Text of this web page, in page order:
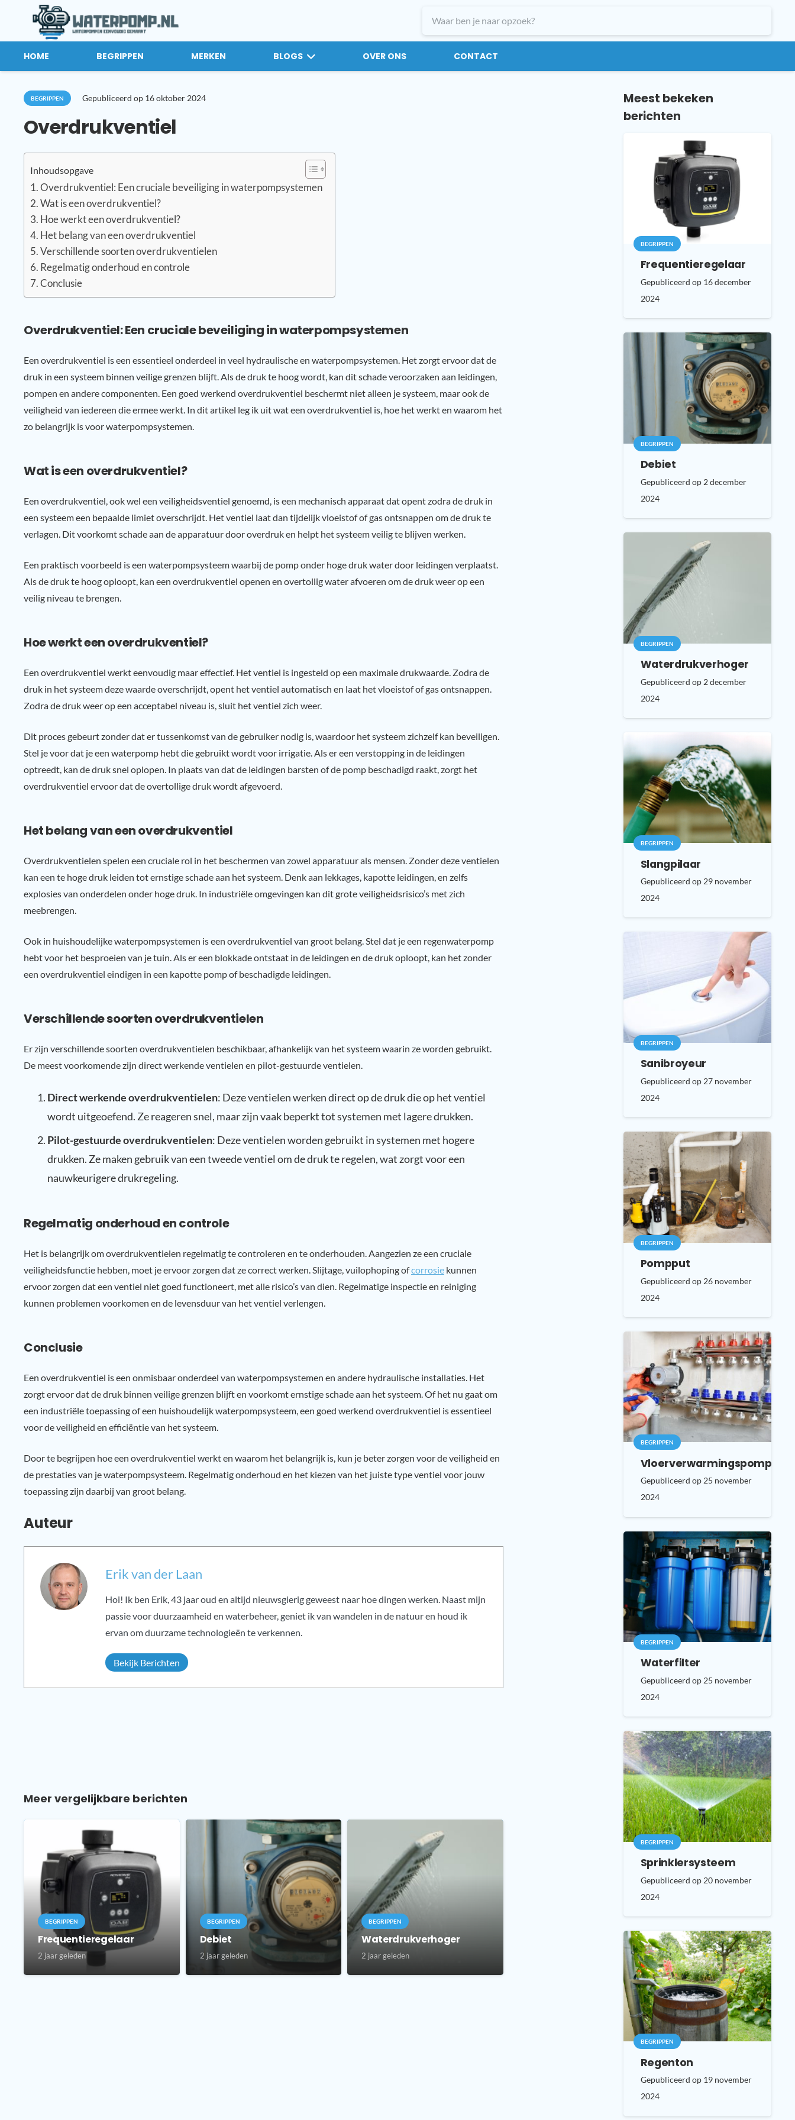
HOME BEGRIPPEN MERKEN BLOGS OVER ONS CONTACT
BEGRIPPEN Gepubliceerd op 16 oktober 2024
Overdrukventiel
Inhoudsopgave
Overdrukventiel: Een cruciale beveiliging in waterpompsystemen
Wat is een overdrukventiel?
Hoe werkt een overdrukventiel?
Het belang van een overdrukventiel
Verschillende soorten overdrukventielen
Regelmatig onderhoud en controle
Conclusie
Overdrukventiel: Een cruciale beveiliging in waterpompsystemen
Een overdrukventiel is een essentieel onderdeel in veel hydraulische en waterpompsystemen. Het zorgt ervoor dat de
druk in een systeem binnen veilige grenzen blijft. Als de druk te hoog wordt, kan dit schade veroorzaken aan leidingen,
pompen en andere componenten. Een goed werkend overdrukventiel beschermt niet alleen je systeem, maar ook de
veiligheid van iedereen die ermee werkt. In dit artikel leg ik uit wat een overdrukventiel is, hoe het werkt en waarom het
zo belangrijk is voor waterpompsystemen.
Wat is een overdrukventiel?
Een overdrukventiel, ook wel een veiligheidsventiel genoemd, is een mechanisch apparaat dat opent zodra de druk in
een systeem een bepaalde limiet overschrijdt. Het ventiel laat dan tijdelijk vloeistof of gas ontsnappen om de druk te
verlagen. Dit voorkomt schade aan de apparatuur door overdruk en helpt het systeem veilig te blijven werken.
Een praktisch voorbeeld is een waterpompsysteem waarbij de pomp onder hoge druk water door leidingen verplaatst.
Als de druk te hoog oploopt, kan een overdrukventiel openen en overtollig water afvoeren om de druk weer op een
veilig niveau te brengen.
Hoe werkt een overdrukventiel?
Een overdrukventiel werkt eenvoudig maar effectief. Het ventiel is ingesteld op een maximale drukwaarde. Zodra de
druk in het systeem deze waarde overschrijdt, opent het ventiel automatisch en laat het vloeistof of gas ontsnappen.
Zodra de druk weer op een acceptabel niveau is, sluit het ventiel zich weer.
Dit proces gebeurt zonder dat er tussenkomst van de gebruiker nodig is, waardoor het systeem zichzelf kan beveiligen.
Stel je voor dat je een waterpomp hebt die gebruikt wordt voor irrigatie. Als er een verstopping in de leidingen
optreedt, kan de druk snel oplopen. In plaats van dat de leidingen barsten of de pomp beschadigd raakt, zorgt het
overdrukventiel ervoor dat de overtollige druk wordt afgevoerd.
Het belang van een overdrukventiel
Overdrukventielen spelen een cruciale rol in het beschermen van zowel apparatuur als mensen. Zonder deze ventielen
kan een te hoge druk leiden tot ernstige schade aan het systeem. Denk aan lekkages, kapotte leidingen, en zelfs
explosies van onderdelen onder hoge druk. In industriële omgevingen kan dit grote veiligheidsrisico’s met zich
meebrengen.
Ook in huishoudelijke waterpompsystemen is een overdrukventiel van groot belang. Stel dat je een regenwaterpomp
hebt voor het besproeien van je tuin. Als er een blokkade ontstaat in de leidingen en de druk oploopt, kan het zonder
een overdrukventiel eindigen in een kapotte pomp of beschadigde leidingen.
Verschillende soorten overdrukventielen
Er zijn verschillende soorten overdrukventielen beschikbaar, afhankelijk van het systeem waarin ze worden gebruikt.
De meest voorkomende zijn direct werkende ventielen en pilot-gestuurde ventielen.
Direct werkende overdrukventielen: Deze ventielen werken direct op de druk die op het ventiel
wordt uitgeoefend. Ze reageren snel, maar zijn vaak beperkt tot systemen met lagere drukken.
Pilot-gestuurde overdrukventielen: Deze ventielen worden gebruikt in systemen met hogere
drukken. Ze maken gebruik van een tweede ventiel om de druk te regelen, wat zorgt voor een
nauwkeurigere drukregeling.
Regelmatig onderhoud en controle
Het is belangrijk om overdrukventielen regelmatig te controleren en te onderhouden. Aangezien ze een cruciale
veiligheidsfunctie hebben, moet je ervoor zorgen dat ze correct werken. Slijtage, vuilophoping ofcorrosie kunnen
ervoor zorgen dat een ventiel niet goed functioneert, met alle risico’s van dien. Regelmatige inspectie en reiniging
kunnen problemen voorkomen en de levensduur van het ventiel verlengen.
Conclusie
Een overdrukventiel is een onmisbaar onderdeel van waterpompsystemen en andere hydraulische installaties. Het
zorgt ervoor dat de druk binnen veilige grenzen blijft en voorkomt ernstige schade aan het systeem. Of het nu gaat om
een industriële toepassing of een huishoudelijk waterpompsysteem, een goed werkend overdrukventiel is essentieel
voor de veiligheid en efficiëntie van het systeem.
Door te begrijpen hoe een overdrukventiel werkt en waarom het belangrijk is, kun je beter zorgen voor de veiligheid en
de prestaties van je waterpompsysteem. Regelmatig onderhoud en het kiezen van het juiste type ventiel voor jouw
toepassing zijn daarbij van groot belang.
Auteur
Erik van der Laan
Hoi! Ik ben Erik, 43 jaar oud en altijd nieuwsgierig geweest naar hoe dingen werken. Naast mijn
passie voor duurzaamheid en waterbeheer, geniet ik van wandelen in de natuur en houd ik
ervan om duurzame technologieën te verkennen.
Bekijk Berichten
Meer vergelijkbare berichten
BEGRIPPEN
Frequentieregelaar
2 jaar geleden
BEGRIPPEN
Debiet
2 jaar geleden
BEGRIPPEN
Waterdrukverhoger
2 jaar geleden
Meest bekeken
berichten
BEGRIPPEN
Frequentieregelaar
Gepubliceerd op 16 december
2024
BEGRIPPEN
Debiet
Gepubliceerd op 2 december
2024
BEGRIPPEN
Waterdrukverhoger
Gepubliceerd op 2 december
2024
BEGRIPPEN
Slangpilaar
Gepubliceerd op 29 november
2024
BEGRIPPEN
Sanibroyeur
Gepubliceerd op 27 november
2024
BEGRIPPEN
Pompput
Gepubliceerd op 26 november
2024
BEGRIPPEN
Vloerverwarmingspomp
Gepubliceerd op 25 november
2024
BEGRIPPEN
Waterfilter
Gepubliceerd op 25 november
2024
BEGRIPPEN
Sprinklersysteem
Gepubliceerd op 20 november
2024
BEGRIPPEN
Regenton
Gepubliceerd op 19 november
2024